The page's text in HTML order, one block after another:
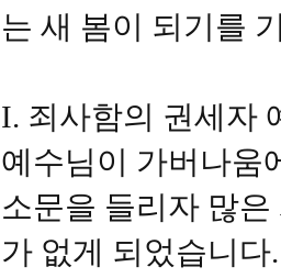
는 새 봄이 되기를
I. 죄사함의 권세자
예수님이 가버나움
소문을 들리자 많
가 없게 되었습니